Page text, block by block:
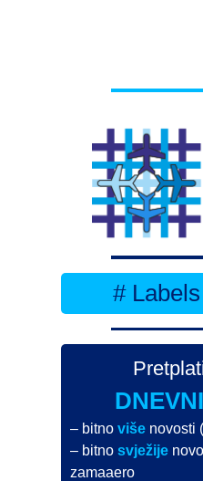
#
– bitnoviše novosti
– bitnosvježije
zamaaero